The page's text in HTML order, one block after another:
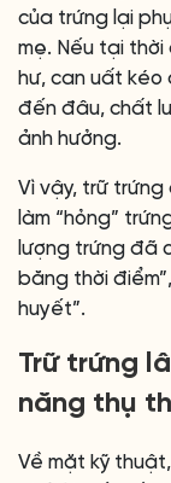
của trứng lại
mẹ. Nếu tại thời
hư, can uất
đến đâu, chất
ảnh hưởng.
Vì vậy, trữ trứng
làm “hỏng”
lượng trứng đã
băng thời
huyết”.
Trữ trứng
năng thụ
Về mặt kỹ